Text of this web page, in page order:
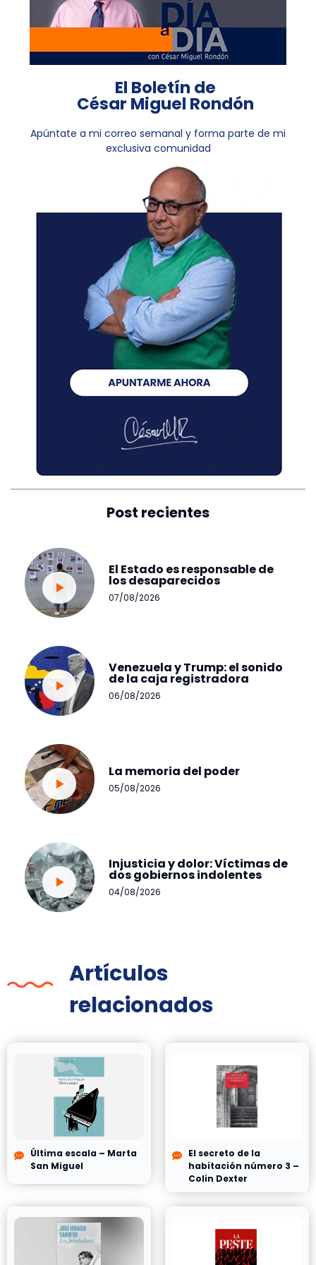
El Boletín de
César Miguel Rondón
Apúntate a mi correo semanal y forma parte de mi
exclusiva comunidad
Post recientes
El Estado es responsable de
los desaparecidos
07/08/2026
Venezuela y Trump: el sonido
de la caja registradora
06/08/2026
La memoria del poder
05/08/2026
Injusticia y dolor: Víctimas de
dos gobiernos indolentes
04/08/2026
Artículos
relacionados
Última escala – Marta
San Miguel
El secreto de la
habitación número 3 –
Colin Dexter